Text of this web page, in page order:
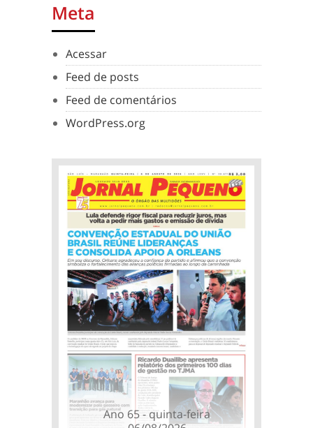
Meta
Acessar
Feed de posts
Feed de comentários
WordPress.org
Ano 65 - quinta-feira